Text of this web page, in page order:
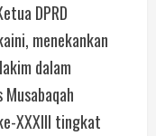
DPRD
menekankan
dalam
XXXIII tingkat